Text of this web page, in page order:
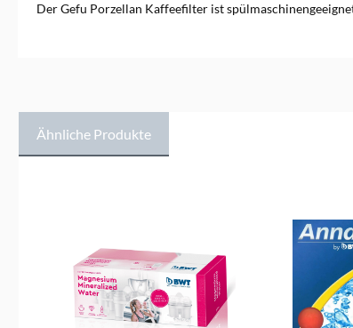
national und international als
n und Hobel, Kartoffel- und
Hamburgerpressen und viele
kommen nicht nur in der
Küche gut an. Auch die
wichtigsten Branchenjurys
zeichnen GEFU regelmäßig
aus. Mehrere reddot-Awards
Der Gefu Porzellan Kaffeefilter ist
Ähnliche Produkte